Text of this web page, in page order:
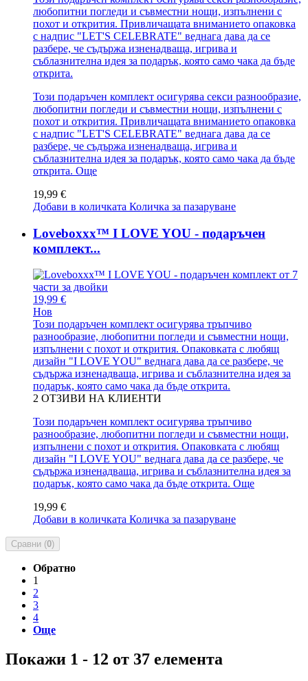
любопитни погледи и съвместни нощи, изпълнени с
похот и открития. Привличащата вниманието опаковка
с надпис "LET'S CELEBRATE" веднага дава да се
разбере, че съдържа изненадваща, игрива и
съблазнителна идея за подарък, която само чака да бъде
открита.
Този подаръчен комплект осигурява секси разнообразие,
любопитни погледи и съвместни нощи, изпълнени с
похот и открития. Привличащата вниманието опаковка
с надпис "LET'S CELEBRATE" веднага дава да се
разбере, че съдържа изненадваща, игрива и
съблазнителна идея за подарък, която само чака да бъде
открита. Още
19,99 €
Добави в количката Количка за пазаруване
Loveboxxx™ I LOVE YOU - подаръчен
комплект...
19,99 €
Нов
Този подаръчен комплект осигурява тръпчиво
разнообразие, любопитни погледи и съвместни нощи,
изпълнени с похот и открития. Опаковката с любящ
дизайн "I LOVE YOU" веднага дава да се разбере, че
съдържа изненадваща, игрива и съблазнителна идея за
подарък, която само чака да бъде открита.
2 ОТЗИВИ НА КЛИЕНТИ
Този подаръчен комплект осигурява тръпчиво
разнообразие, любопитни погледи и съвместни нощи,
изпълнени с похот и открития. Опаковката с любящ
дизайн "I LOVE YOU" веднага дава да се разбере, че
съдържа изненадваща, игрива и съблазнителна идея за
подарък, която само чака да бъде открита. Още
19,99 €
Добави в количката Количка за пазаруване
Сравни (0)
Обратно
1
2
3
4
Още
Покажи 1 - 12 от 37 елемента